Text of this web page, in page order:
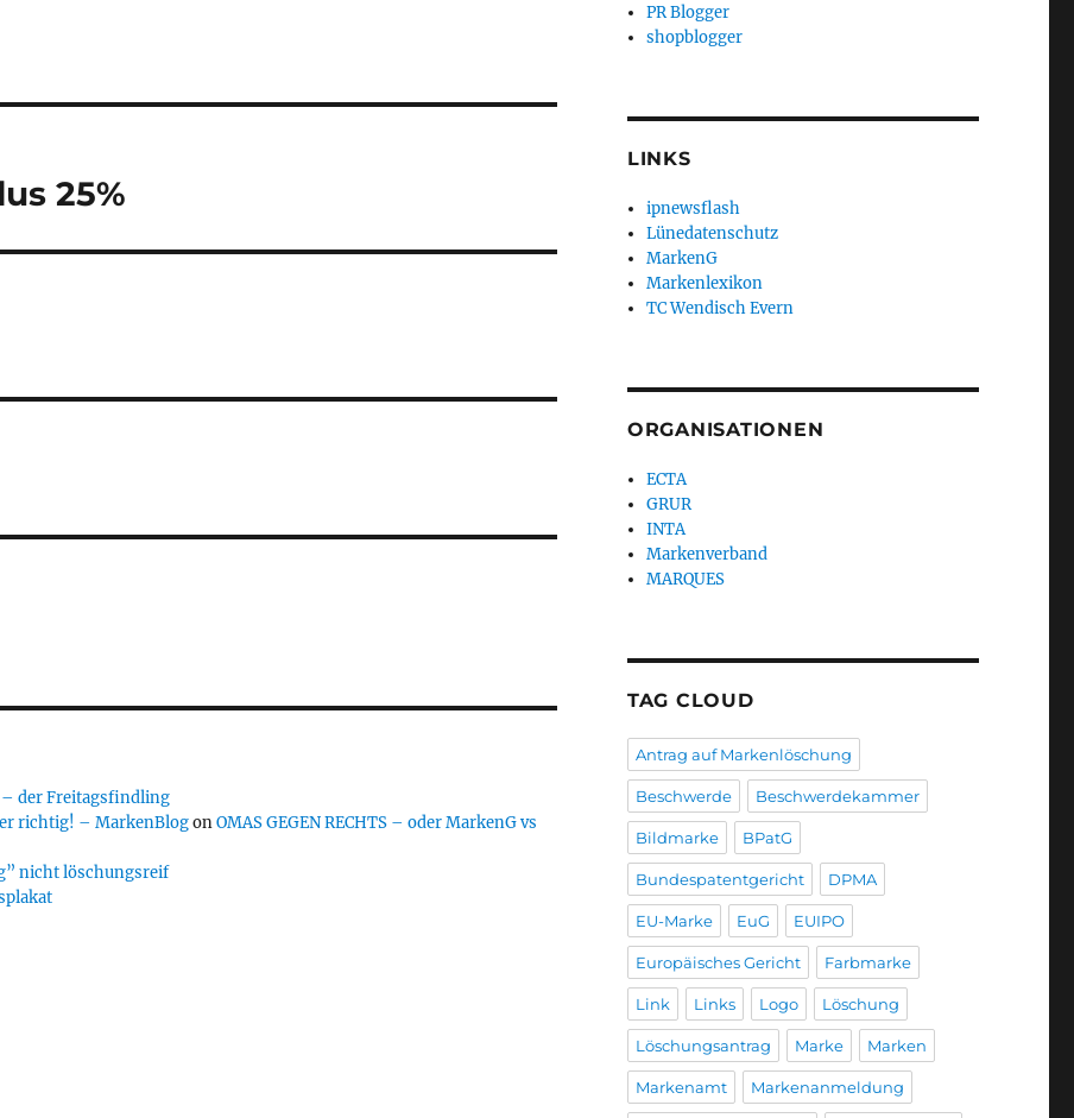
25%
– der Freitagsfindling
richtig! – MarkenBlogonOMAS GEGEN RECHTS – oder MarkenG vs
nicht löschungsreif
PR Blogger
shopblogger
LINKS
ipnewsflash
Lünedatenschutz
MarkenG
Markenlexikon
TC Wendisch Evern
ORGANISATIONEN
ECTA
GRUR
INTA
Markenverband
MARQUES
TAG CLOUD
Antrag auf Markenlöschung
Beschwerde Beschwerdekammer
Bildmarke BPatG
Bundespatentgericht DPMA
EU-Marke EuG EUIPO
Europäisches Gericht Farbmarke
Link Links Logo Löschung
Löschungsantrag Marke Marken
Markenamt Markenanmeldung